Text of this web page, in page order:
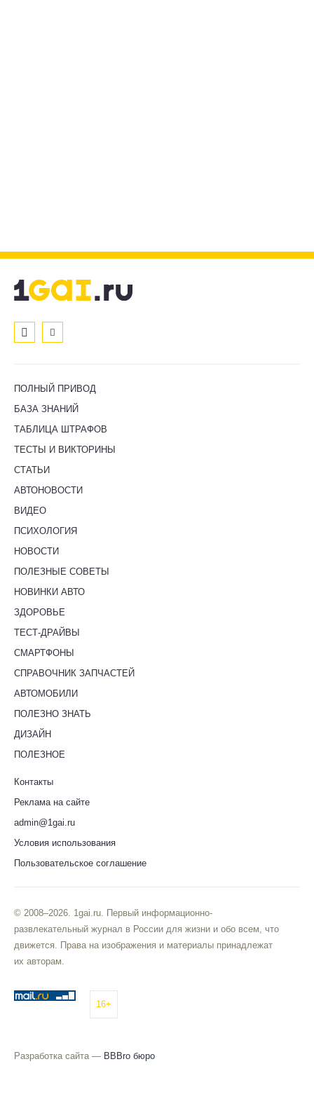
ПОЛНЫЙ ПРИВОД
БАЗА ЗНАНИЙ
ТАБЛИЦА ШТРАФОВ
ТЕСТЫ И ВИКТОРИНЫ
СТАТЬИ
АВТОНОВОСТИ
ВИДЕО
ПСИХОЛОГИЯ
НОВОСТИ
ПОЛЕЗНЫЕ СОВЕТЫ
НОВИНКИ АВТО
ЗДОРОВЬЕ
ТЕСТ-ДРАЙВЫ
СМАРТФОНЫ
СПРАВОЧНИК ЗАПЧАСТЕЙ
АВТОМОБИЛИ
ПОЛЕЗНО ЗНАТЬ
ДИЗАЙН
ПОЛЕЗНОЕ
Контакты
Реклама на сайте
admin@1gai.ru
Условия использования
Пользовательское соглашение
© 2008–2026. 1gai.ru. Первый информационно-
развлекательный журнал в России для жизни и обо всем, что
движется. Права на изображения и материалы принадлежат
их авторам.
16+
Разработка сайта — BBBro бюро